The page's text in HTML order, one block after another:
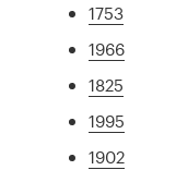
1753
1966
1825
1995
1902